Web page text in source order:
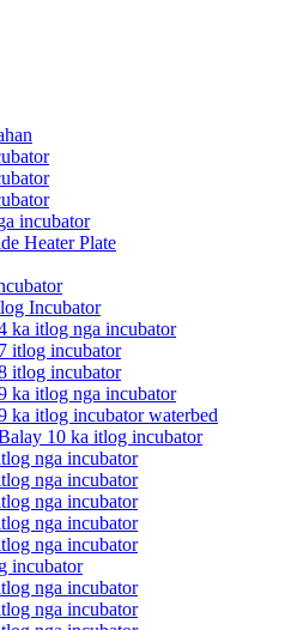
incubator
Heater Plate
Incubator
ka itlog nga incubator
7 itlog incubator
itlog incubator
ka itlog nga incubator
ka itlog incubator waterbed
10 ka itlog incubator
nga incubator
nga incubator
nga incubator
nga incubator
nga incubator
incubator
nga incubator
nga incubator